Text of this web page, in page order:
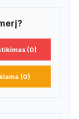
(0)
(0)